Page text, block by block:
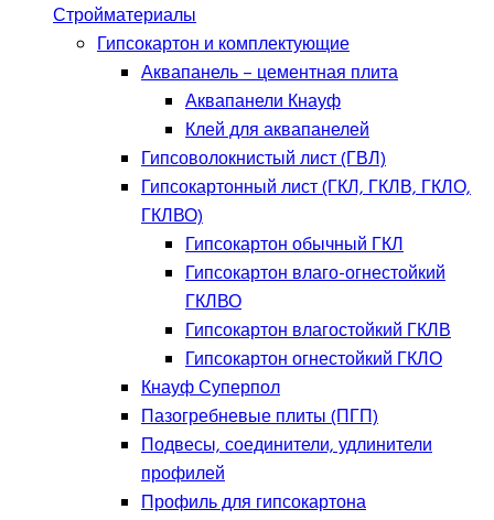
Стройматериалы
Гипсокартон и комплектующие
Аквапанель – цементная плита
Аквапанели Кнауф
Клей для аквапанелей
Гипсоволокнистый лист (ГВЛ)
Гипсокартонный лист (ГКЛ, ГКЛВ, ГКЛО,
ГКЛВО)
Гипсокартон обычный ГКЛ
Гипсокартон влаго-огнестойкий
ГКЛВО
Гипсокартон влагостойкий ГКЛВ
Гипсокартон огнестойкий ГКЛО
Кнауф Суперпол
Пазогребневые плиты (ПГП)
Подвесы, соединители, удлинители
профилей
Профиль для гипсокартона